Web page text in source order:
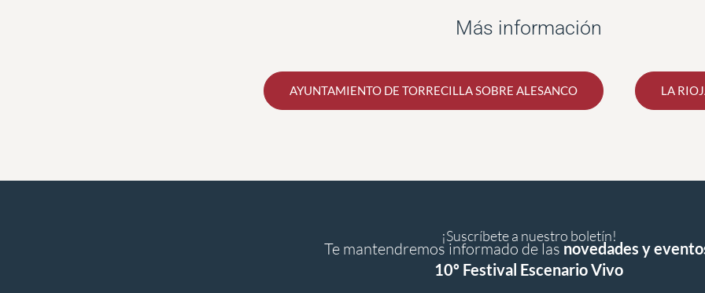
Más información
AYUNTAMIENTO DE TORRECILLA SOBRE ALESANCO LA
¡Suscríbete a nuestro boletín!
Te mantendremos informado de las novedades y
10º Festival Escenario Vivo